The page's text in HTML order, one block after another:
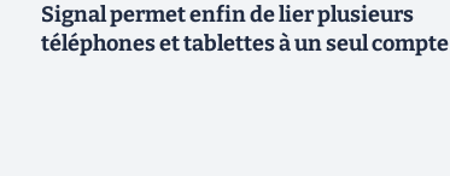
Signal permet enfin de lier plusieurs
téléphones et tablettes à un seul compte